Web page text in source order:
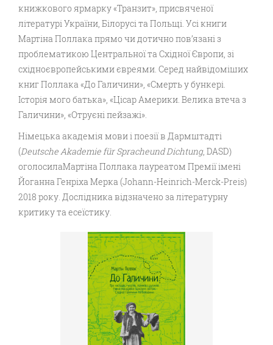
книжкового ярмарку «Транзит», присвяченої
літературі України, Білорусі та Польщі. Усі книги
Мартіна Поллака прямо чи дотично пов’язані з
проблематикою Центральної та Східної Європи, зі
східноєвропейськими євреями. Серед найвідоміших
книг Поллака «До Галичини», «Смерть у бункері.
Історія мого батька», «Цісар Америки. Велика втеча з
Галичини», «Отруєні пейзажі».
Німецька академія мови і поезії в Дармштадті
(Deutsche Akademie für Spracheund Dichtung, DASD)
оголосилаМартіна Поллака лауреатом Премії імені
Йоганна Генріха Мерка (Johann-Heinrich-Merck-Preis)
2018 року. Дослідника відзначено за літературну
критику та есеїстику.